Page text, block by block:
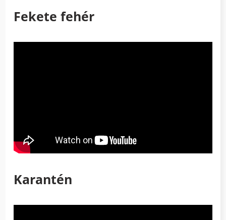
Fekete fehér
Karantén